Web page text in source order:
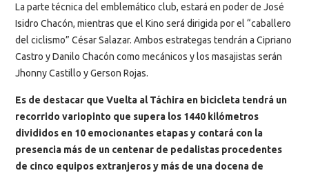
La parte técnica del emblemático club, estará en poder de José
Isidro Chacón, mientras que el Kino será dirigida por el “caballero
del ciclismo” César Salazar. Ambos estrategas tendrán a Cipriano
Castro y Danilo Chacón como mecánicos y los masajistas serán
Jhonny Castillo y Gerson Rojas.
Es de destacar que Vuelta al Táchira en bicicleta tendrá un
recorrido variopinto que supera los 1440 kilómetros
divididos en 10 emocionantes etapas y contará con la
presencia más de un centenar de pedalistas procedentes
de cinco equipos extranjeros y más de una docena de